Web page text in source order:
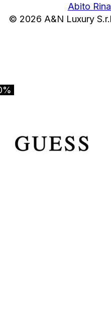
Abito
© 2026 A&N Luxury